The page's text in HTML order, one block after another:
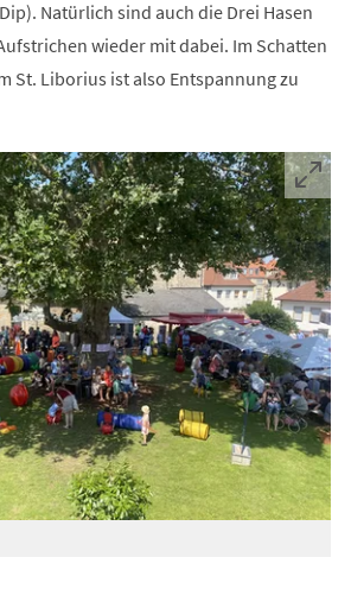
Natürlich sind auch die Drei Hasen
wieder mit dabei. Im Schatten
St. Liborius ist also Entspannung zu